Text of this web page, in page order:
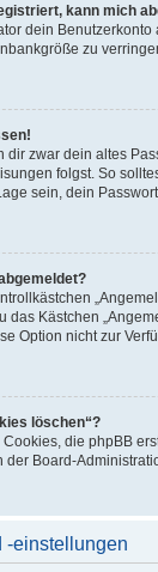
kann mich
dein
zu
dir zwar dein altes
folgst. So
sein, dein
das Kästchen
Option nicht zur
löschen“?
Cookies, die phpBB
der Board-
-einstellungen